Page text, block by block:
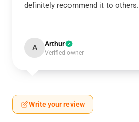
definitely recommend it to others.
A Arthur
Verified owner
Write your review